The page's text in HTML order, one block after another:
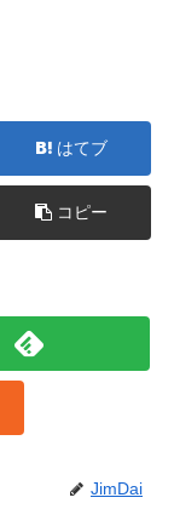
はてブ
コピー
JimDai